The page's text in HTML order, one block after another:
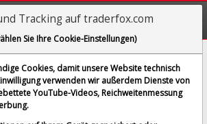
HSBC Holdings PLC
923893 | ISIN GB0005405286]
17,977 € 0,74 %
Tracking auf traderfox.com
Sie Ihre Cookie-Einstellungen)
Cookies, damit unsere Website technisch
verwenden wir außerdem Dienste von
YouTube-Videos, Reichweitenmessung